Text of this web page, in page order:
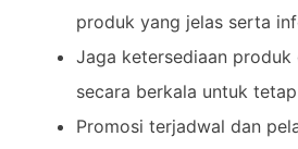
produk yang jelas serta
Jaga ketersediaan produk
secara berkala untuk
Promosi terjadwal dan